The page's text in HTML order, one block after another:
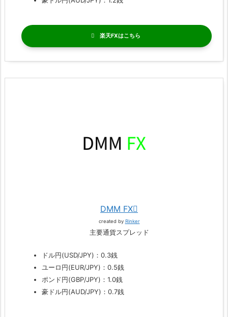
楽天FX
DMM FX
created by Rinker
主要通貨スプレッド
ドル円(USD/JPY)：0.3銭
ユーロ円(EUR/JPY)：0.5銭
ポンド円(GBP/JPY)：1.0銭
豪ドル円(AUD/JPY)：0.7銭